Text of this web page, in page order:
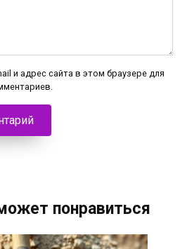
и адрес сайта в этом браузере для
понравиться